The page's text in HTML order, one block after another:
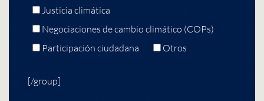
Justicia climática
Negociaciones de cambio climático (COPs)
Participación ciudadana
Otros
[/group]